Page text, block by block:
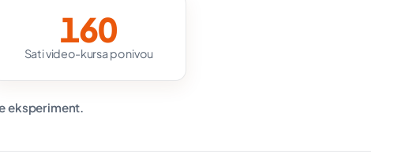
160
Sati video-kursa po nivou
eksperiment.